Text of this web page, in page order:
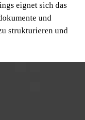
eignet sich das
und
strukturieren und